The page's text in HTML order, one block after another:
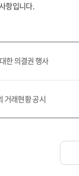
항입니다.
한 의결권 행사
거래현황 공시